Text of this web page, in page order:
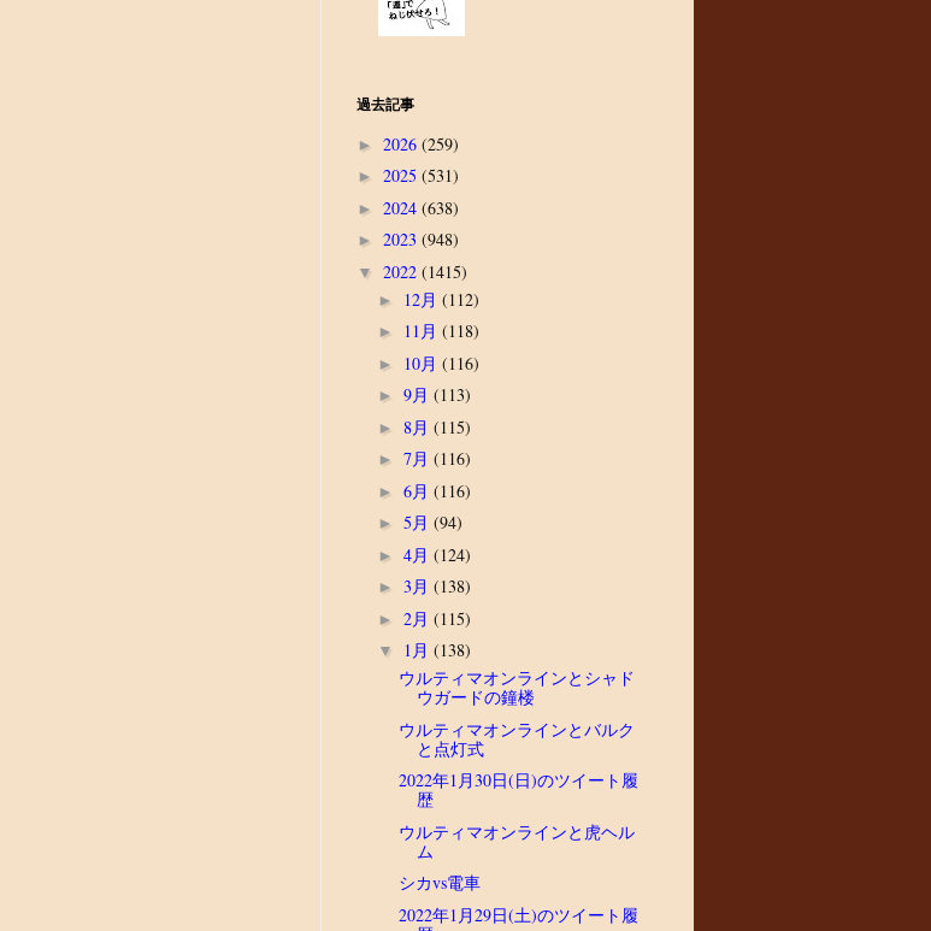
過去記事
► 2026 (259)
► 2025 (531)
► 2024 (638)
► 2023 (948)
▼ 2022 (1415)
► 12月 (112)
► 11月 (118)
► 10月 (116)
► 9月 (113)
► 8月 (115)
► 7月 (116)
► 6月 (116)
► 5月 (94)
► 4月 (124)
► 3月 (138)
► 2月 (115)
▼ 1月 (138)
ウルティマオンラインとシャド
ウガードの鐘楼
ウルティマオンラインとバルク
と点灯式
2022年1月30日(日)のツイート履
歴
ウルティマオンラインと虎ヘル
ム
シカvs電車
2022年1月29日(土)のツイート履